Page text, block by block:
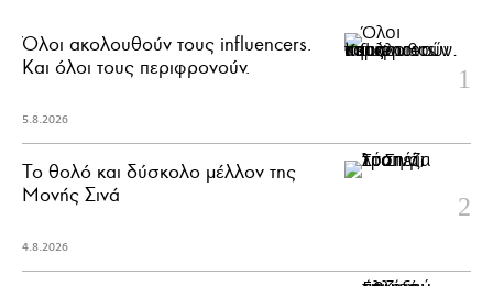
Όλοι ακολουθούν τους influencers.
Και όλοι τους περιφρονούν.
5.8.2026
Το θολό και δύσκολο μέλλον της
Μονής Σινά
4.8.2026